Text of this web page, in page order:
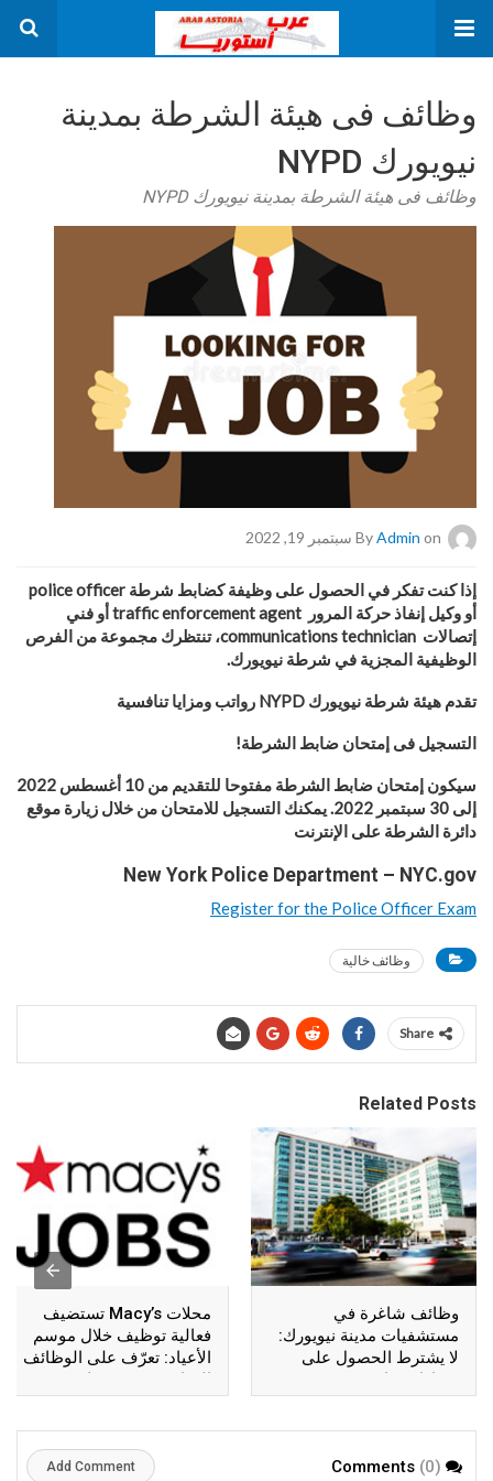
وظائف فى هيئة الشرطة بمدينة
نيويورك NYPD
وظائف فى هيئة الشرطة بمدينة نيويورك NYPD
ByAdmin on سبتمبر 19, 2022
إذا كنت تفكر في الحصول على وظيفة كضابط شرطة police officer
أو وكيل إنفاذ حركة المرور traffic enforcement agentأو فني
إتصالات
، تنتظرك مجموعة من الفرص
الوظيفية المجزية في شرطة نيويورك.
تقدم هيئة شرطة نيويورك NYPD رواتب ومزايا تنافسية
التسجيل فى إمتحان ضابط الشرطة!
سيكون إمتحان ضابط الشرطة مفتوحا للتقديم من 10 أغسطس 2022
إلى 30 سبتمبر 2022. يمكنك التسجيل للامتحان من خلال زيارة موقع
دائرة الشرطة على الإنترنت
New York Police Department – NYC.gov
Register for the Police Officer Exam
وظائف خالية
Share
Related Posts
وظائف شاغرة في
مستشفيات مدينة نيويورك:
لا يشترط الحصول على
شهادات جامعية
محلات Macy’s تستضيف
فعالية توظيف خلال موسم
الأعياد: تعرّف على الوظائف
المتاحة في نيويورك
(0)
Add Comment